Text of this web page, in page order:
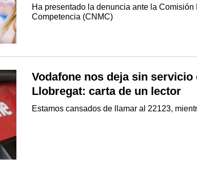
Ha presentado la denuncia ante la
Competencia (CNMC)
Vodafone nos deja sin servicio
Llobregat: carta de un lector
Estamos cansados de llamar al 22123,